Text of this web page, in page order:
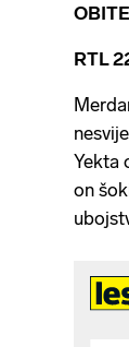
RTL
Yekta
on